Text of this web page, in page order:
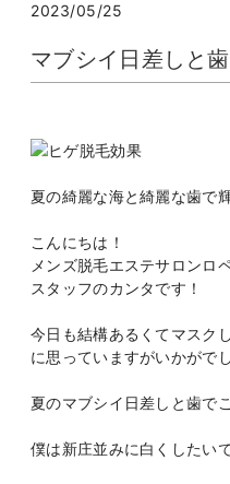
2023/05/25
マブシイ日差しと歯
夏の綺麗な海と綺麗な歯で
こんにちは！
メンズ脱毛エステサロンロ
スタッフのカンタです！
今日も結構あるくてマスク
に思っていますがいかがで
夏のマブシイ日差しと歯で
僕は新庄並みに白くしたい